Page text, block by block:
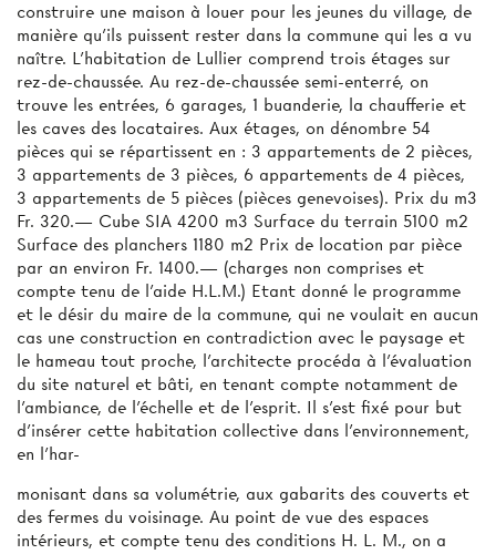
construire une maison à louer pour les jeunes du village, de
manière qu’ils puissent rester dans la commune qui les a vu
naître. L’habitation de Lullier comprend trois étages sur
rez-de-chaussée. Au rez-de-chaussée semi-enterré, on
trouve les entrées, 6 garages, 1 buanderie, la chaufferie et
les caves des locataires. Aux étages, on dénombre 54
pièces qui se répartissent en : 3 appartements de 2 pièces,
3 appartements de 3 pièces, 6 appartements de 4 pièces,
3 appartements de 5 pièces (pièces genevoises). Prix du m3
Fr. 320.— Cube SIA 4200 m3 Surface du terrain 5100 m2
Surface des planchers 1180 m2 Prix de location par pièce
par an environ Fr. 1400.— (charges non comprises et
compte tenu de l’aide H.L.M.) Etant donné le programme
et le désir du maire de la commune, qui ne voulait en aucun
cas une construction en contradiction avec le paysage et
le hameau tout proche, l’architecte procéda à l’évaluation
du site naturel et bâti, en tenant compte notamment de
l'ambiance, de l’échelle et de l’esprit. Il s’est fixé pour but
d’insérer cette habitation collective dans l’environnement,
en l’har-
monisant dans sa volumétrie, aux gabarits des couverts et
des fermes du voisinage. Au point de vue des espaces
intérieurs, et compte tenu des conditions H. L. M., on a